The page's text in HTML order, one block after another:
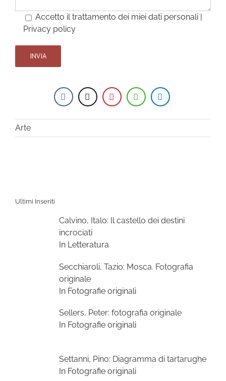
Accetto il trattamento dei miei dati personali |
Privacy policy
Arte
Ultimi Inseriti
Calvino, Italo: Il castello dei destini
incrociati
In Letteratura
Secchiaroli, Tazio: Mosca. Fotografia
originale
In Fotografie originali
Sellers, Peter: fotografia originale
In Fotografie originali
Settanni, Pino: Diagramma di tartarughe
In Fotografie originali